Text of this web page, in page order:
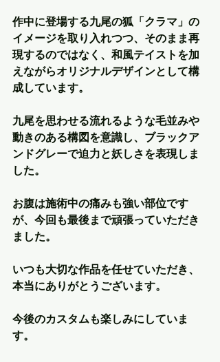
作中に登場する九尾の狐「クラマ」の
イメージを取り入れつつ、そのまま再
現するのではなく、和風テイストを加
えながらオリジナルデザインとして構
成しています。
九尾を思わせる流れるような毛並みや
動きのある構図を意識し、ブラックア
ンドグレーで迫力と妖しさを表現しま
した。
お腹は施術中の痛みも強い部位です
が、今回も最後まで頑張っていただき
ました。
いつも大切な作品を任せていただき、
本当にありがとうございます。
今後のカスタムも楽しみにしていま
す。